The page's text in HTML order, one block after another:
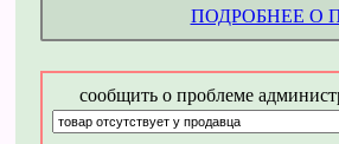
ПОДРОБНЕЕ О
сообщить о проблеме